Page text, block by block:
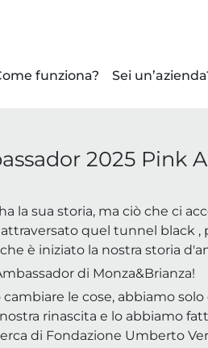
funziona? Sei
2025 Pink
la sua storia, ma ciò che ci
quel tunnel black ,
è iniziato la nostra storia
di Monza&Brianza!
le cose, abbiamo
rinascita e lo abbiamo
di Fondazione Umberto